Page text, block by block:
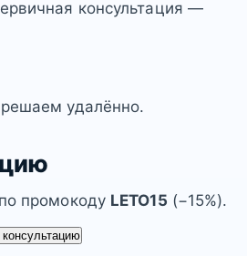
консультация —
удалённо.
промокоду LETO15 (−15%).